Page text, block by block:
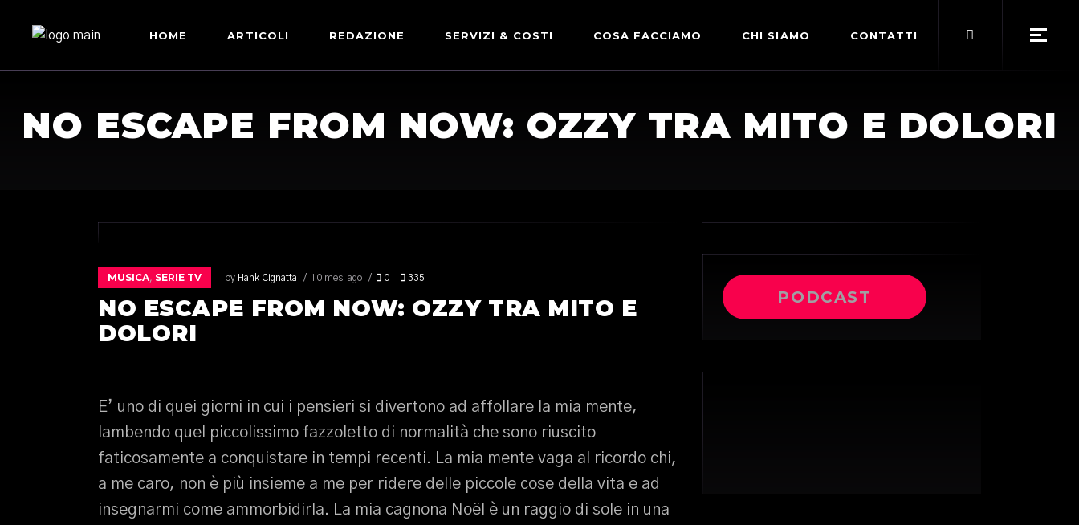
HOME ARTICOLI REDAZIONE SERVIZI & COSTI
LE NOSTRE PARTNERSHIP
COSA FACCIAMO CHI SIAMO
TERMINI DI SERVIZIO
CONTATTI
NO ESCAPE FROM NOW: OZZY TRA MITO E DOLORI
MUSICA, SERIE TV by Hank Cignatta 10 mesi ago 0 335
NO ESCAPE FROM NOW: OZZY TRA MITO E
DOLORI
E’ uno di quei giorni in cui i pensieri si divertono ad affollare la mia mente,
lambendo quel piccolissimo fazzoletto di normalità che sono riuscito
faticosamente a conquistare in tempi recenti. La mia mente vaga al ricordo chi,
a me caro, non è più insieme a me per ridere delle piccole cose della vita e ad
insegnarmi come ammorbidirla. La mia cagnona Noël è un raggio di sole in una
PODCAST